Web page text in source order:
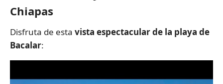
Chiapas
Disfruta de esta vista espectacular de la playa de
Bacalar: